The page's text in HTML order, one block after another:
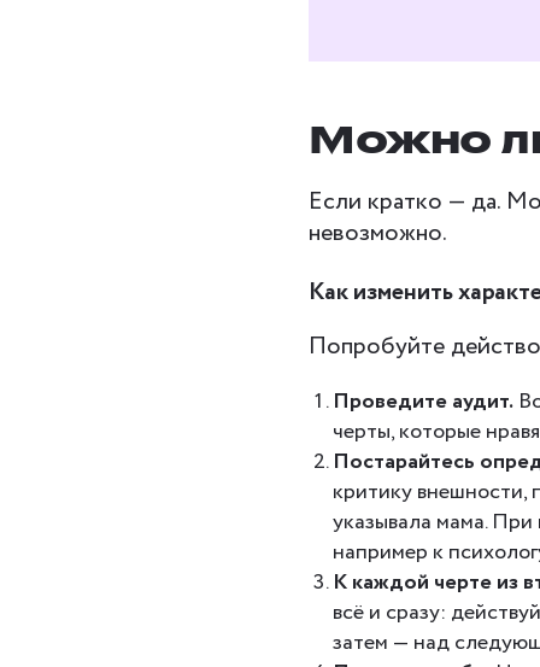
Можно
Если кратко — да.
невозможно.
Как изменить
Попробуйте
Проведите аудит.
черты, которые
Постарайтесь
критику внешности,
указывала мама.
например к
К каждой черте из
всё и сразу:
затем — над